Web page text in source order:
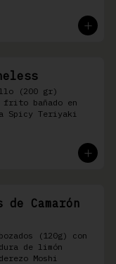
(200 gr)
frito bañado en
Spicy Teriyaki
de Camarón
(120g) con
de limón
Moshi